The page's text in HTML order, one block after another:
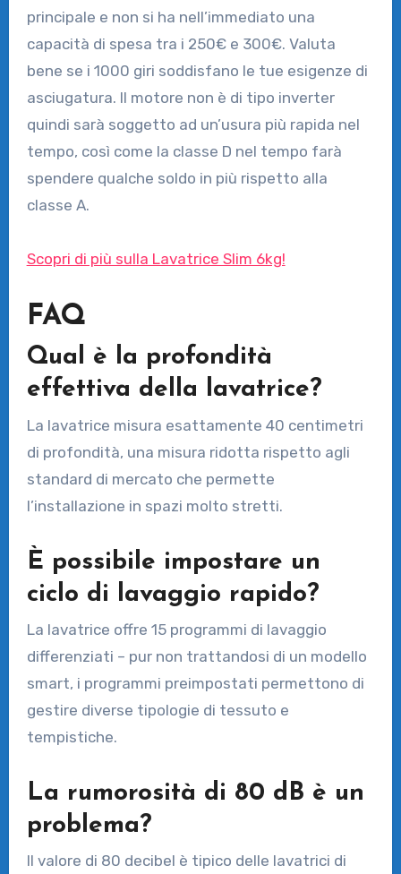
principale e non si ha nell’immediato una
capacità di spesa tra i 250€ e 300€. Valuta
bene se i 1000 giri soddisfano le tue esigenze di
asciugatura. Il motore non è di tipo inverter
quindi sarà soggetto ad un’usura più rapida nel
tempo, così come la classe D nel tempo farà
spendere qualche soldo in più rispetto alla
classe A.
Scopri di più sulla Lavatrice Slim 6kg!
FAQ
Qual è la profondità
effettiva della lavatrice?
La lavatrice misura esattamente 40 centimetri
di profondità, una misura ridotta rispetto agli
standard di mercato che permette
l’installazione in spazi molto stretti.
È possibile impostare un
ciclo di lavaggio rapido?
La lavatrice offre 15 programmi di lavaggio
differenziati – pur non trattandosi di un modello
smart, i programmi preimpostati permettono di
gestire diverse tipologie di tessuto e
tempistiche.
La rumorosità di 80 dB è un
problema?
Il valore di 80 decibel è tipico delle lavatrici di